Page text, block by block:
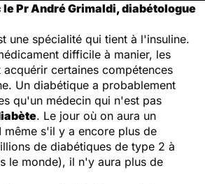
le Pr André Grimaldi, diabétologue
une spécialité qui tient à l'insuline.
difficile à manier, les
certaines compétences
Un diabétique a probablement
qu'un médecin qui n'est pas
. Le jour où on aura un
même s'il y a encore plus de
de diabétiques de type 2 à
le monde), il n'y aura plus de